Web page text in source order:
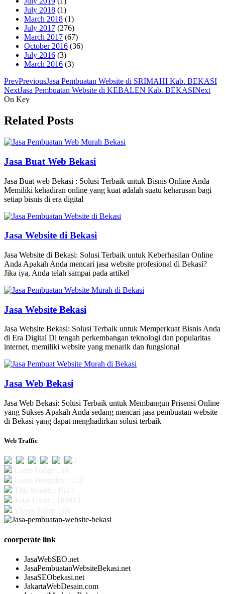
July 2018 (1)
March 2018 (1)
July 2017 (276)
March 2017 (67)
October 2016 (36)
July 2016 (3)
March 2016 (3)
PrevPreviousJasa Pembuatan Website di SRIMAHI Kab. BEKASI
NextJasa Pembuatan Website di KEBALEN Kab. BEKASINext
On Key
Related Posts
Jasa Buat Web Bekasi
Jasa Buat web Bekasi : Solusi Terbaik untuk Bisnis Online Anda
Memiliki kehadiran online yang kuat adalah suatu keharusan bagi
setiap bisnis di era digital
Jasa Website di Bekasi
Jasa Website di Bekasi: Solusi Terbaik untuk Keberhasilan Online
Anda Apakah Anda mencari jasa website profesional di Bekasi?
Jika iya, Anda telah sampai pada artikel
Jasa Website Bekasi
Jasa Website Bekasi: Solusi Terbaik untuk Memperkuat Bisnis Anda
di Era Digital Di tengah perkembangan teknologi dan popularitas
internet, memiliki website yang menarik dan fungsional
Jasa Web Bekasi
Jasa Web Bekasi: Solusi Terbaik untuk Membangun Prisensi Online
yang Sukses Apakah Anda sedang mencari jasa pembuatan website
di Bekasi yang dapat menghadirkan solusi terbaik
Web Traffic
coorperate link
JasaWebSEO.net
JasaPembuatanWebsiteBekasi.net
JasaSEObekasi.net
JakartaWebDesain.com